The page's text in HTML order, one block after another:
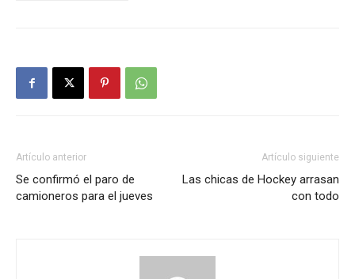
Artículo anterior
Se confirmó el paro de
camioneros para el jueves
Artículo siguiente
Las chicas de Hockey arrasan
con todo